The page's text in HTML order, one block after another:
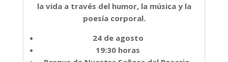
la vida a través del humor, la música y la
poesía corporal.
24 de agosto
19:30 horas